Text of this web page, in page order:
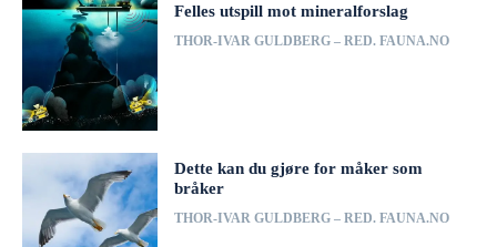
Felles utspill mot mineralforslag
THOR-IVAR GULDBERG – RED. FAUNA.NO
Dette kan du gjøre for måker som
bråker
THOR-IVAR GULDBERG – RED. FAUNA.NO